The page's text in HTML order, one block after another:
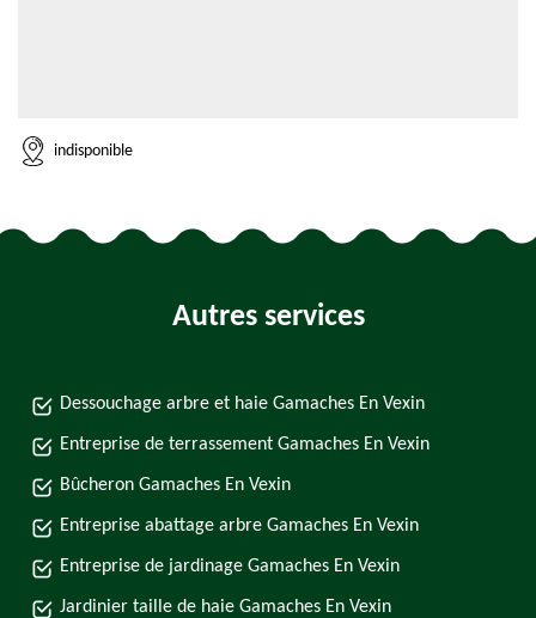
indisponible
Autres services
Dessouchage arbre et haie Gamaches En Vexin
Entreprise de terrassement Gamaches En Vexin
Bûcheron Gamaches En Vexin
Entreprise abattage arbre Gamaches En Vexin
Entreprise de jardinage Gamaches En Vexin
Jardinier taille de haie Gamaches En Vexin